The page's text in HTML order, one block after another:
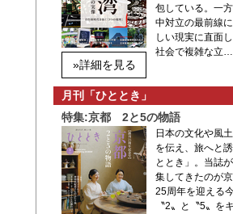
»詳細を見る
包している。一
中対立の最前線
しい現実に直面
社会で複雑な立…
月刊「ひととき」
特集:京都 2と5の物語
日本の文化や風
を伝え、旅へと
ととき」。当誌
集してきたのが
25周年を迎える
〝2〟と〝5〟を